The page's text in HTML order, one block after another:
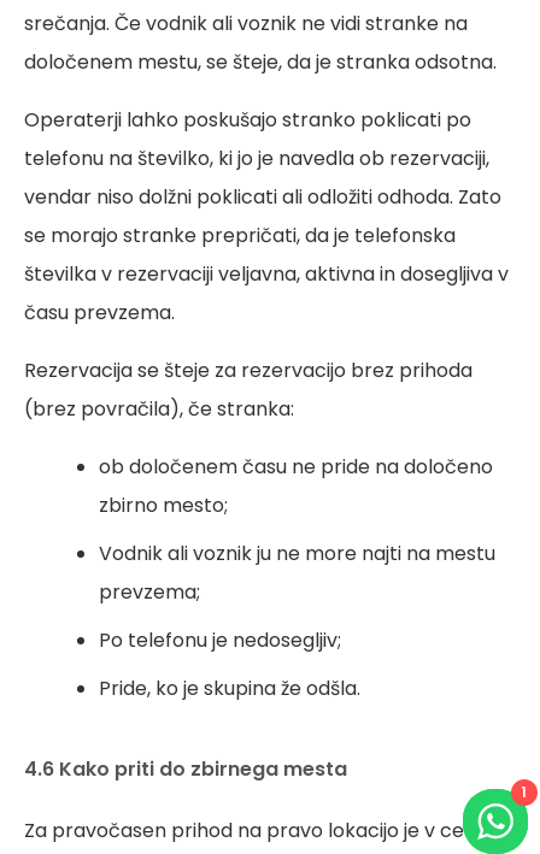
srečanja. Če vodnik ali voznik ne vidi stranke na
določenem mestu, se šteje, da je stranka odsotna.
Operaterji lahko poskušajo stranko poklicati po
telefonu na številko, ki jo je navedla ob rezervaciji,
vendar niso dolžni poklicati ali odložiti odhoda. Zato
se morajo stranke prepričati, da je telefonska
številka v rezervaciji veljavna, aktivna in dosegljiva v
času prevzema.
Rezervacija se šteje za rezervacijo brez prihoda
(brez povračila), če stranka:
ob določenem času ne pride na določeno
zbirno mesto;
Vodnik ali voznik ju ne more najti na mestu
prevzema;
Po telefonu je nedosegljiv;
Pride, ko je skupina že odšla.
4.6 Kako priti do zbirnega mesta
Za pravočasen prihod na pravo lokacijo je v celoti
1